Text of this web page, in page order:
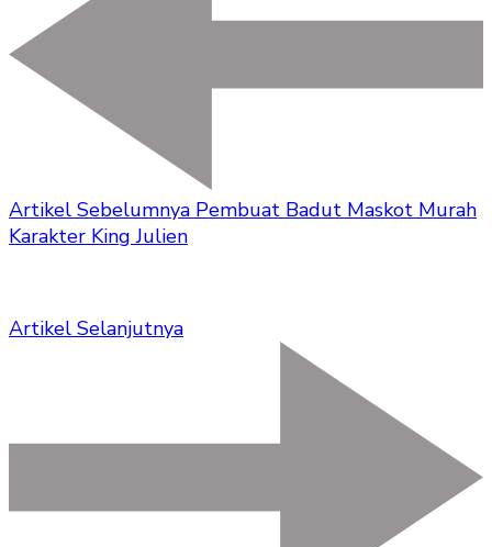
Artikel Sebelumnya Pembuat Badut Maskot Murah
Karakter King Julien
Artikel Selanjutnya